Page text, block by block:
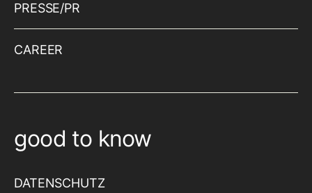
PRESSE/PR
CAREER
good to know
DATENSCHUTZ